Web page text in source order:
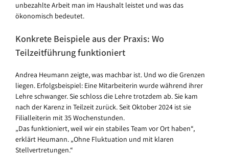
unbezahlte Arbeit man im Haushalt leistet und was das
ökonomisch bedeutet.
Konkrete Beispiele aus der Praxis: Wo
Teilzeitführung funktioniert
Andrea Heumann zeigte, was machbar ist. Und wo die Grenzen
liegen. Erfolgsbeispiel: Eine Mitarbeiterin wurde während ihrer
Lehre schwanger. Sie schloss die Lehre trotzdem ab. Sie kam
nach der Karenz in Teilzeit zurück. Seit Oktober 2024 ist sie
Filialleiterin mit 35 Wochenstunden.
„Das funktioniert, weil wir ein stabiles Team vor Ort haben“,
erklärt Heumann. „Ohne Fluktuation und mit klaren
Stellvertretungen.“